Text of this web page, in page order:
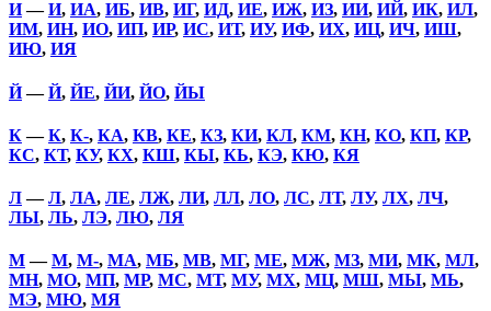
И—И, ИА, ИБ, ИВ, ИГ, ИД, ИЕ, ИЖ, ИЗ, ИИ, ИЙ, ИК, ИЛ,
ИМ, ИН, ИО, ИП, ИР, ИС, ИТ, ИУ, ИФ, ИХ, ИЦ, ИЧ, ИШ,
ИЮ, ИЯ
Й—Й, ЙЕ, ЙИ, ЙО, ЙЫ
К—К, К-, КА, КВ, КЕ, КЗ, КИ, КЛ, КМ, КН, КО, КП, КР,
КС, КТ, КУ, КХ, КШ, КЫ, КЬ, КЭ, КЮ, КЯ
Л—Л, ЛА, ЛЕ, ЛЖ, ЛИ, ЛЛ, ЛО, ЛС, ЛТ, ЛУ, ЛХ, ЛЧ,
ЛЫ, ЛЬ, ЛЭ, ЛЮ, ЛЯ
М—М, М-, МА, МБ, МВ, МГ, МЕ, МЖ, МЗ, МИ, МК, МЛ,
МН, МО, МП, МР, МС, МТ, МУ, МХ, МЦ, МШ, МЫ, МЬ,
МЭ, МЮ, МЯ